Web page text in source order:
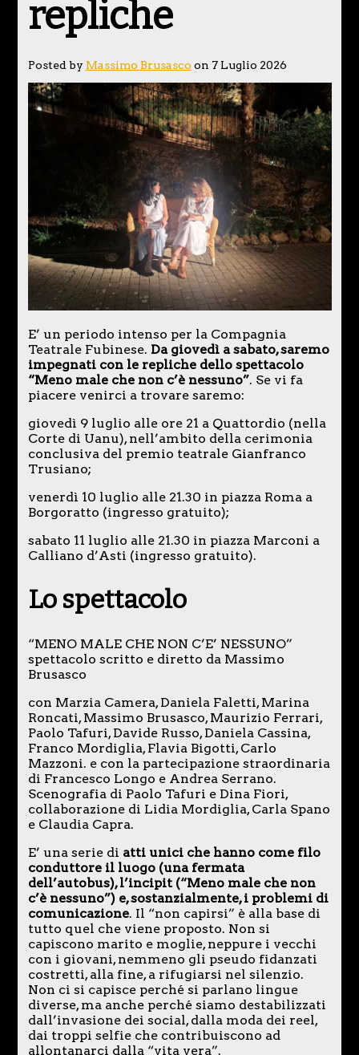
repliche
Posted by Massimo Brusasco on 7 Luglio 2026
E’ un periodo intenso per la Compagnia
Teatrale Fubinese. Da giovedì a sabato, saremo
impegnati con le repliche dello spettacolo
“Meno male che non c’è nessuno”. Se vi fa
piacere venirci a trovare saremo:
giovedì 9 luglio alle ore 21 a Quattordio (nella
Corte di Uanu), nell’ambito della cerimonia
conclusiva del premio teatrale Gianfranco
Trusiano;
venerdì 10 luglio alle 21.30 in piazza Roma a
Borgoratto (ingresso gratuito);
sabato 11 luglio alle 21.30 in piazza Marconi a
Calliano d’Asti (ingresso gratuito).
Lo spettacolo
“MENO MALE CHE NON C’E’ NESSUNO”
spettacolo scritto e diretto da Massimo
Brusasco
con Marzia Camera, Daniela Faletti, Marina
Roncati, Massimo Brusasco, Maurizio Ferrari,
Paolo Tafuri, Davide Russo, Daniela Cassina,
Franco Mordiglia, Flavia Bigotti, Carlo
Mazzoni. e con la partecipazione straordinaria
di Francesco Longo e Andrea Serrano.
Scenografia di Paolo Tafuri e Dina Fiori,
collaborazione di Lidia Mordiglia, Carla Spano
e Claudia Capra.
E’ una serie di atti unici che hanno come filo
conduttore il luogo (una fermata
dell’autobus), l’incipit (“Meno male che non
c’è nessuno”) e, sostanzialmente, i problemi di
comunicazione. Il “non capirsi” è alla base di
tutto quel che viene proposto. Non si
capiscono marito e moglie, neppure i vecchi
con i giovani, nemmeno gli pseudo fidanzati
costretti, alla fine, a rifugiarsi nel silenzio.
Non ci si capisce perché si parlano lingue
diverse, ma anche perché siamo destabilizzati
dall’invasione dei social, dalla moda dei reel,
dai troppi selfie che contribuiscono ad
allontanarci dalla “vita vera”.